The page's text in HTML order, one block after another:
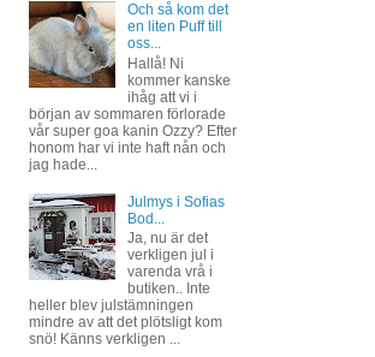
Och så kom det
en liten Puff till
oss...
Hallå! Ni
kommer kanske
ihåg att vi i
början av sommaren förlorade
vår super goa kanin Ozzy? Efter
honom har vi inte haft nån och
jag hade...
Julmys i Sofias
Bod...
Ja, nu är det
verkligen jul i
varenda vrå i
butiken.. Inte
heller blev julstämningen
mindre av att det plötsligt kom
snö! Känns verkligen ...